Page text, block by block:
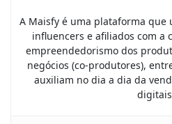
A Maisfy é uma plataforma que
influencers e afiliados com a
empreendedorismo dos
negócios (co-produtores),
auxiliam no dia a dia da